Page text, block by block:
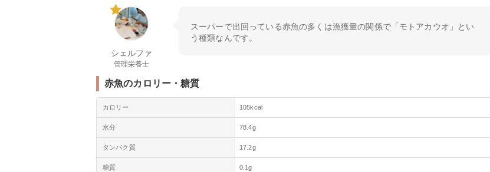
シェルファ
管理栄養士
スーパーで出回っている赤魚の多くは漁獲量の関係で「モトアカウオ」とい
う種類なんです。
赤魚のカロリー・糖質
カロリー 105kcal
水分 78.4g
タンパク質 17.2g
糖質 0.1g